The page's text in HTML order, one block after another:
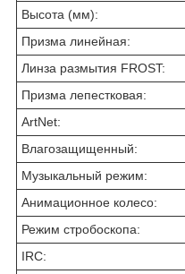
Высота (мм):
Призма линейная:
Линза размытия FROST:
Призма лепестковая:
ArtNet:
Влагозащищенный:
Музыкальный режим:
Анимационное колесо:
Режим стробоскопа:
IRC: